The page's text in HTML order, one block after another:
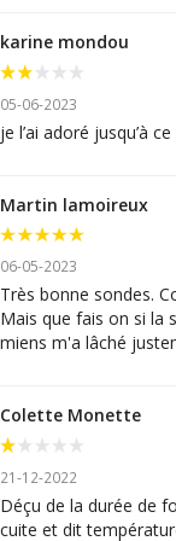
karine mondou
05-06-2023
je l’ai adoré jusqu’à
Martin lamoireux
06-05-2023
Très bonne sondes.
Mais que fais on si la
miens m'a lâché
Colette Monette
21-12-2022
Déçu de la durée de
cuite et dit